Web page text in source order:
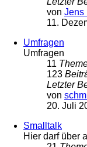
von Jens
11.
Umfragen
Umfragen
11
123
Letzter
von
20. Juli
Smalltalk
Hier darf über